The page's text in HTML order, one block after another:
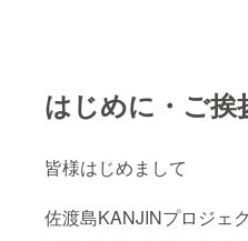
はじめに・ご挨
皆様はじめまして
佐渡島KANJINプロジェ